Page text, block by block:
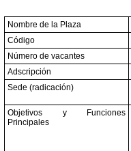
Nombre de la Plaza
Código
Número de vacantes
Adscripción
Sede (radicación)
Objetivos y Funciones
Principales